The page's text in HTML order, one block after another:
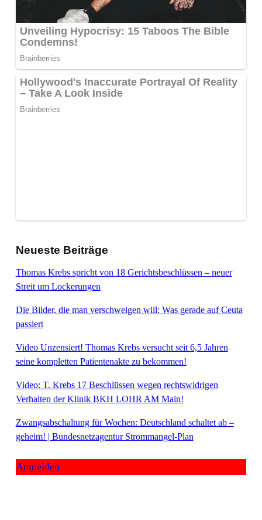
Neueste Beiträge
Thomas Krebs spricht von 18 Gerichtsbeschlüssen – neuer
Streit um Lockerungen
Die Bilder, die man verschweigen will: Was gerade auf Ceuta
passiert
Video Unzensiert! Thomas Krebs versucht seit 6,5 Jahren
seine kompletten Patientenakte zu bekommen!
Video: T. Krebs 17 Beschlüssen wegen rechtswidrigen
Verhalten der Klinik BKH LOHR AM Main!
Zwangsabschaltung für Wochen: Deutschland schaltet ab –
geheim! | Bundesnetzagentur Strommangel-Plan
Anmelden